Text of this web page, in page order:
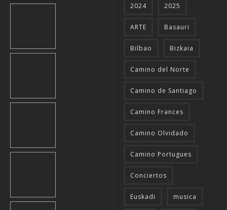
2024 2025
ARTE Basauri
Bilbao Bizkaia
Camino del Norte
Camino de Santiago
Camino Frances
Camino Olvidado
Camino Portugues
Conciertos
Euskadi musica